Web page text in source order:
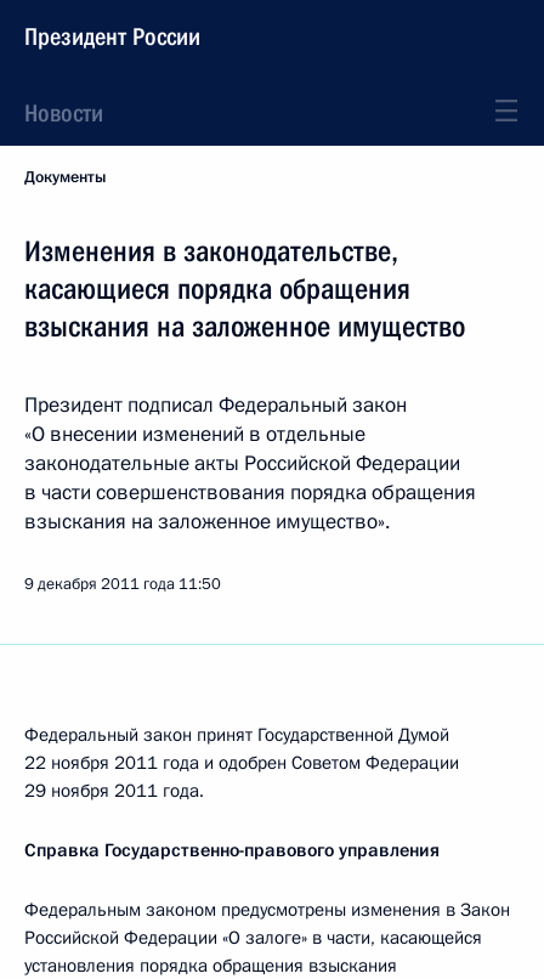
Президент России
Новости
Документы
Изменения в законодательстве,
касающиеся порядка обращения
взыскания на заложенное имущество
Президент подписал Федеральный закон
«О внесении изменений в отдельные
законодательные акты Российской Федерации
в части совершенствования порядка обращения
взыскания на заложенное имущество».
9 декабря 2011 года 11:50
Федеральный закон принят Государственной Думой
22 ноября 2011 года и одобрен Советом Федерации
29 ноября 2011 года.
Справка Государственно-правового управления
Федеральным законом предусмотрены изменения в Закон
Российской Федерации «О залоге» в части, касающейся
установления порядка обращения взыскания